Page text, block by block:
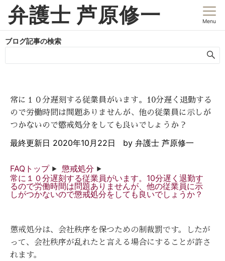
弁護士 芦原修一 Menu
常に１０分遅刻する従業員がいます。10分遅く退勤する
ので労働時間は問題ありませんが、他の従業員に示しが
つかないので懲戒処分をしても良いでしょうか？
最終更新日 2020年10月22日 by 弁護士 芦原修一
FAQトップ
懲戒処分
常に１０分遅刻する従業員がいます。10分遅く退勤す
るので労働時間は問題ありませんが、他の従業員に示
しがつかないので懲戒処分をしても良いでしょうか？
懲戒処分は、会社秩序を保つための制裁罰です。したが
って、会社秩序が乱れたと言える場合にすることが許さ
れます。
ブログ記事の検索